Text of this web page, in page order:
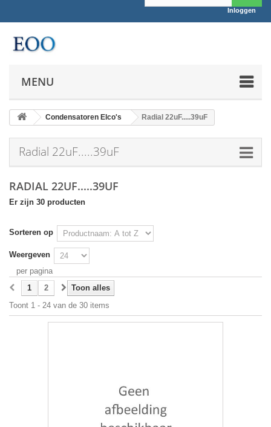
Inloggen
MENU
Condensatoren Elco's Radial 22uF.....39uF
Radial 22uF.....39uF
RADIAL 22UF.....39UF
Er zijn 30 producten
Sorteren op
Weergeven
per pagina
Toon alles
1
2
Toont 1 - 24 van de 30 items